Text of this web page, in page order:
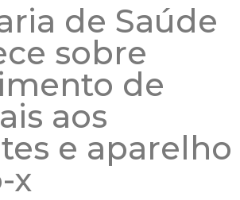
de Saúde
sobre
de
aos
e aparelho
x